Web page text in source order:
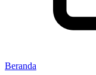
Beranda